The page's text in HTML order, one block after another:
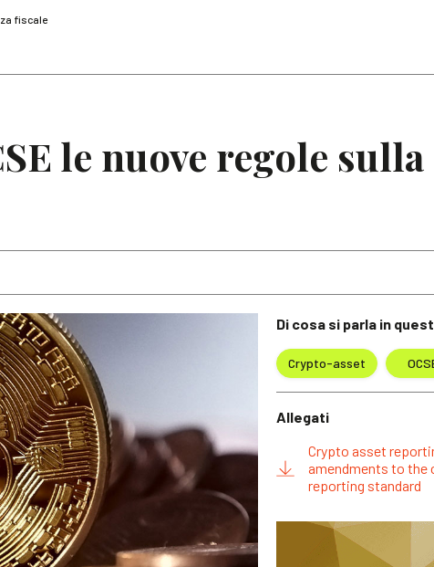
fiscale
le nuove regole sulla
Di cosa si parla in
Crypto-asset
Allegati
Crypto asset
amendments to the
reporting standard